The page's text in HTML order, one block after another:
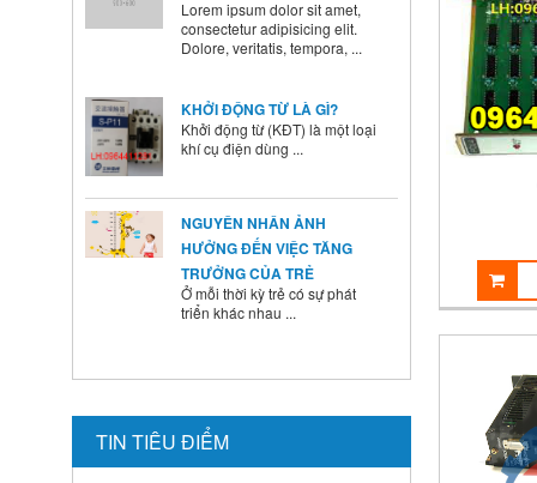
khí cụ điện dùng ...
HƯỞNG ĐẾN VIỆC TĂNG
TRƯỞNG CỦA TRẺ
Ở mỗi thời kỳ trẻ có sự phát
triển khác nhau ...
Là cha mẹ ai cũng mong
HƯỚNG DẪN CAI SỮA CHO
TIN TIÊU ĐIỂM